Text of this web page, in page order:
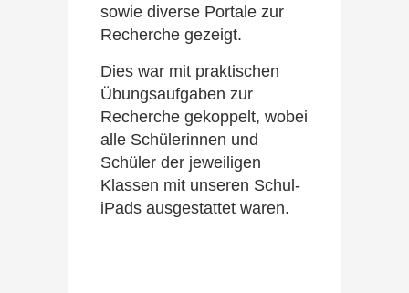
sowie diverse Portale zur
Recherche gezeigt.
Dies war mit praktischen
Übungsaufgaben zur
Recherche gekoppelt, wobei
alle Schülerinnen und
Schüler der jeweiligen
Klassen mit unseren Schul-
iPads ausgestattet waren.